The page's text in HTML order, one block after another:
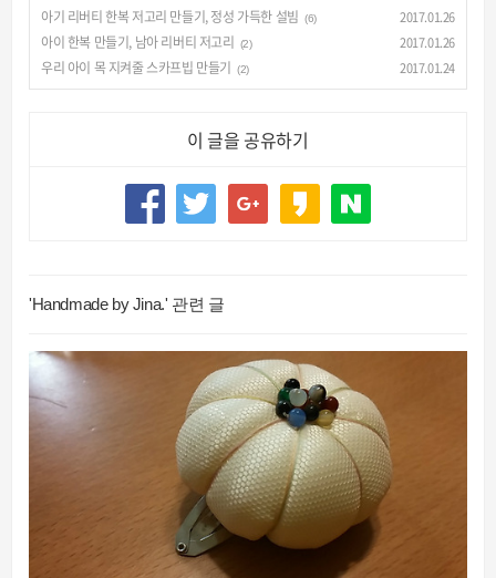
아기 리버티 한복 저고리 만들기, 정성 가득한 설빔 (6) 2017.01.26
아이 한복 만들기, 남아 리버티 저고리 (2) 2017.01.26
우리 아이 목 지켜줄 스카프빕 만들기 (2) 2017.01.24
이 글을 공유하기
'Handmade by Jina.' 관련 글